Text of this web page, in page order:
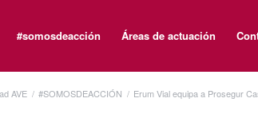
#somosdeacción Áreas de actuación
AVE / #SOMOSDEACCIÓN / Erum Vial equipa a Prosegur